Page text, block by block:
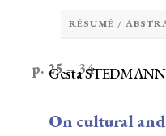
RÉSUMÉ /
p. 25 – 34
On cultural
Gesta STEDMANN